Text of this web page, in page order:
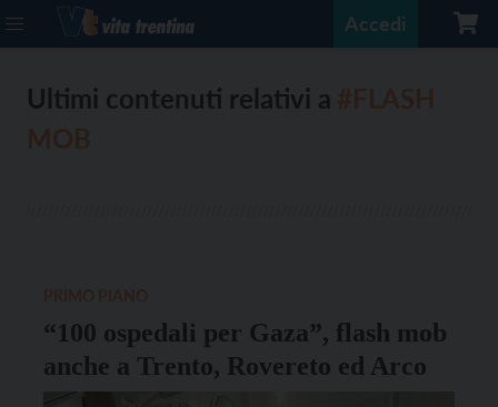
Accedi
Ultimi contenuti relativi a
“100 ospedali per Gaza”, flash mob
anche a Trento, Rovereto ed Arco